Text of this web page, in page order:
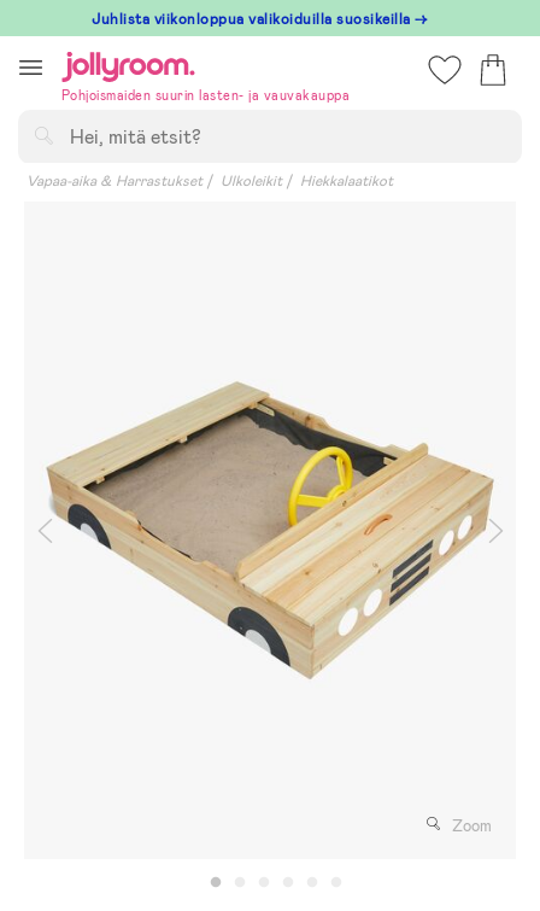
till
innehållet
Juhlista viikonloppua valikoiduilla suosikeilla →
Pohjoismaiden suurin lasten- ja vauvakauppa
Vapaa-aika & Harrastukset Ulkoleikit Hiekkalaatikot
Zoom